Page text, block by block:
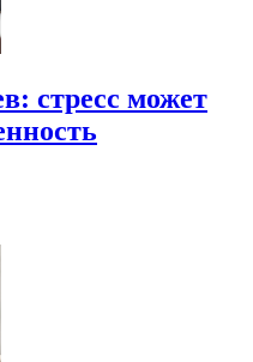
стресс может